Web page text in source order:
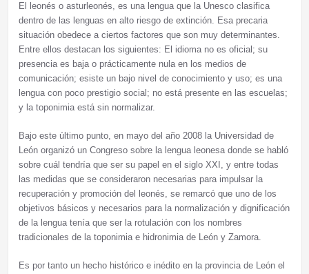
El leonés o asturleonés, es una lengua que la Unesco clasifica
dentro de las lenguas en alto riesgo de extinción. Esa precaria
situación obedece a ciertos factores que son muy determinantes.
Entre ellos destacan los siguientes: El idioma no es oficial; su
presencia es baja o prácticamente nula en los medios de
comunicación; esiste un bajo nivel de conocimiento y uso; es una
lengua con poco prestigio social; no está presente en las escuelas;
y la toponimia está sin normalizar.
Bajo este último punto, en mayo del año 2008 la Universidad de
León organizó un Congreso sobre la lengua leonesa donde se habló
sobre cuál tendría que ser su papel en el siglo XXI, y entre todas
las medidas que se consideraron necesarias para impulsar la
recuperación y promoción del leonés, se remarcó que uno de los
objetivos básicos y necesarios para la normalización y dignificación
de la lengua tenía que ser la rotulación con los nombres
tradicionales de la toponimia e hidronimia de León y Zamora.
Es por tanto un hecho histórico e inédito en la provincia de León el